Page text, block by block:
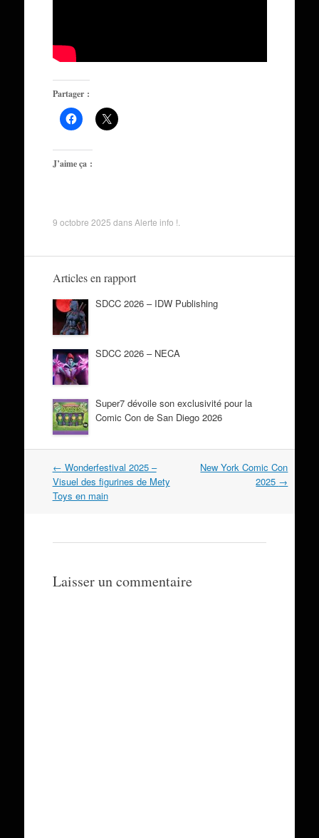
Partager :
J’aime ça :
9 octobre 2025 dansAlerte info !
Articles en rapport
SDCC 2026 – IDW Publishing
SDCC 2026 – NECA
Super7 dévoile son exclusivité pour la
Comic Con de San Diego 2026
Navigation
dans
les
← Wonderfestival 2025 –
Visuel des figurines de Mety
Toys en main
New York Comic Con
2025 →
Laisser un commentaire